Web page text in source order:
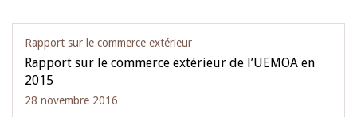
Rapport sur le commerce extérieur
Rapport sur le commerce extérieur de l’UEMOA en
2015
28 novembre 2016